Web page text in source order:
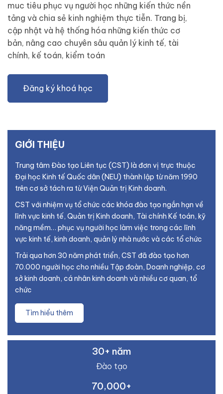
muc tiêu phục vụ người học những kiến thức nền
tảng và chia sẻ kinh nghiệm thực tiễn. Trang bị,
cập nhật và hệ thống hóa những kiến thức cơ
bản, nâng cao chuyên sâu quản lý kinh tế, tài
chính, kế toán, kiểm toán
Đăng ký khoá học
GIỚI THIỆU
Trung tâm Đào tạo Liên tục (CST) là đơn vị trực thuộc
Đại học Kinh tế Quốc dân (NEU) thành lập từ năm 1990
trên cơ sở tách ra từ Viện Quản trị Kinh doanh.
CST với nhiệm vụ tổ chức các khóa đào tạo ngắn hạn về
lĩnh vực kinh tế, Quản trị Kinh doanh, Tài chính Kế toán, kỹ
năng mềm… phục vụ người học làm việc trong các lĩnh
vực kinh tế, kinh doanh, quản lý nhà nước và các tổ chức
Trải qua hơn 30 năm phát triển, CST đã đào tạo hơn
70.000 người học cho nhiều Tập đoàn, Doanh nghiệp, cơ
sở kinh doanh, cá nhân kinh doanh và nhiều cơ quan, tổ
chức
Tìm hiểu thêm
30+ năm
Đào tạo
70,000+